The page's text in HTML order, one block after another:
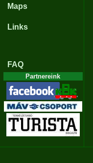
Maps
Links
FAQ
Partnereink